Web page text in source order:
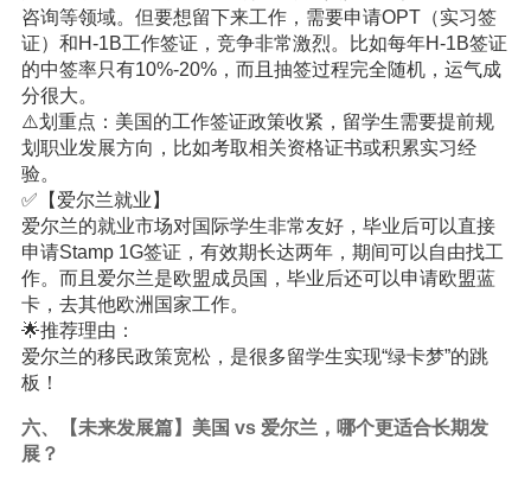
咨询等领域。但要想留下来工作，需要申请OPT（实习签
证）和H-1B工作签证，竞争非常激烈。比如每年H-1B签证
的中签率只有10%-20%，而且抽签过程完全随机，运气成
分很大。
⚠️划重点：美国的工作签证政策收紧，留学生需要提前规
划职业发展方向，比如考取相关资格证书或积累实习经
验。
✅【爱尔兰就业】
爱尔兰的就业市场对国际学生非常友好，毕业后可以直接
申请Stamp 1G签证，有效期长达两年，期间可以自由找工
作。而且爱尔兰是欧盟成员国，毕业后还可以申请欧盟蓝
卡，去其他欧洲国家工作。
🌟推荐理由：
爱尔兰的移民政策宽松，是很多留学生实现“绿卡梦”的跳
板！
六、【未来发展篇】美国 vs 爱尔兰，哪个更适合长期发
展？